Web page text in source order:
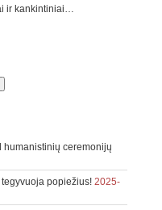
ir kankintiniai…
humanistinių ceremonijų
popiežius! 2025-